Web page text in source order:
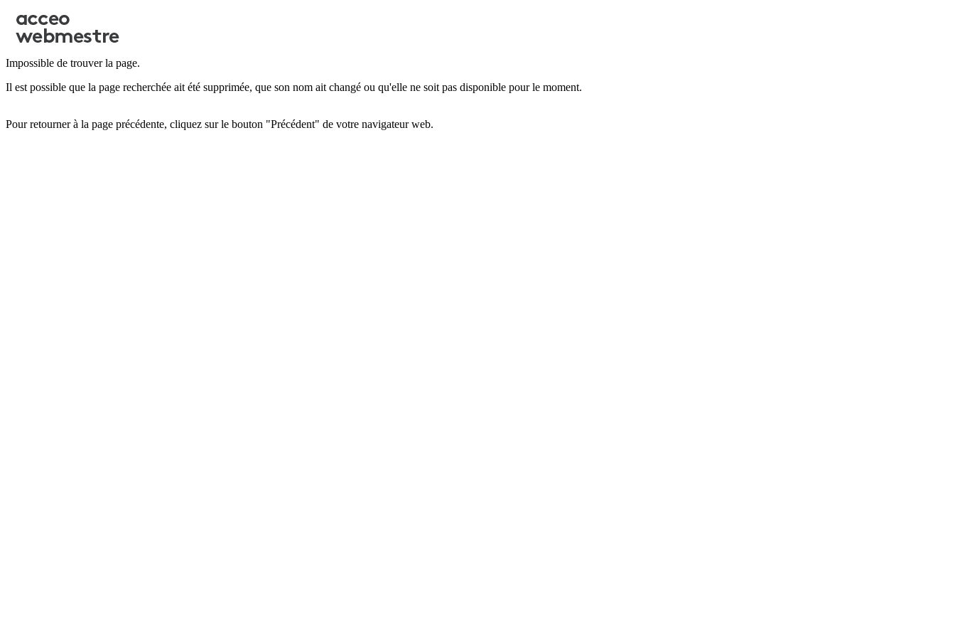
Impossible de trouver la page.
Il est possible que la page recherchée ait été supprimée, que son nom ait changé ou qu'elle ne soit pas disponible pour le moment.
Pour retourner à la page précédente, cliquez sur le bouton "Précédent" de votre navigateur web.